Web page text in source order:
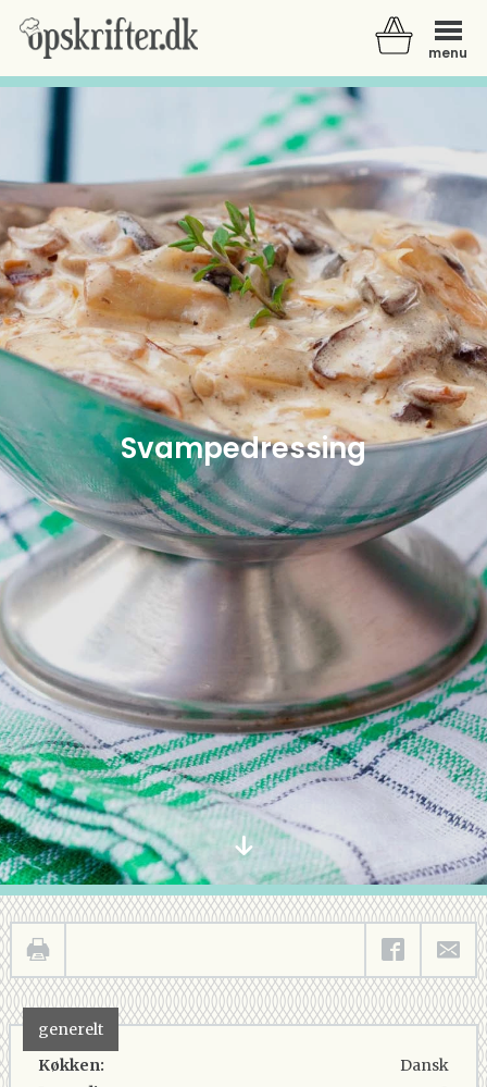
menu
Der er ingen varer i din kurv.
Svampedressing
generelt
Køkken:
Dansk